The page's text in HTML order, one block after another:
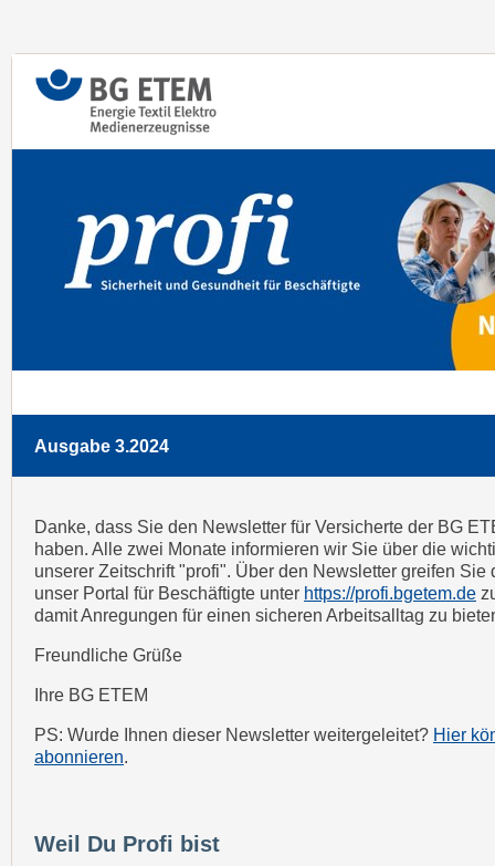
Ausgabe 3.2024
Danke, dass Sie den Newsletter für Versicherte der BG
haben. Alle zwei Monate informieren wir Sie über die
unserer Zeitschrift "profi". Über den Newsletter greifen Sie
unser Portal für Beschäftigte unter https://profi.bgetem.de
damit Anregungen für einen sicheren Arbeitsalltag zu
Freundliche Grüße
Ihre BG ETEM
PS: Wurde Ihnen dieser Newsletter weitergeleitet? Hier
abonnieren.
Weil Du Profi bist